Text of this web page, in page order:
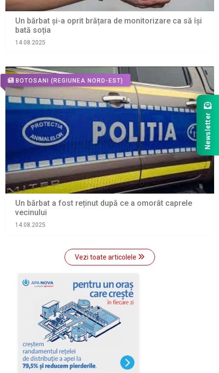
Un bărbat și-a oprit brățara de monitorizare ca să își
bată soția
14.08.2025
BOTOSANI (REGIUNEA NORD-EST)
Un bărbat a fost reținut după ce a omorât caprele
vecinului
14.08.2025
Vezi toate articolele
Newsletter